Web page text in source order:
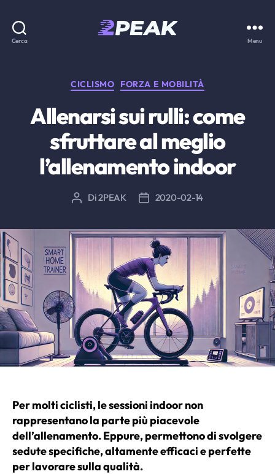
Cerca Menu
Categorie
CICLISMO FORZA E MOBILITÀ
Allenarsi sui rulli: come
sfruttare al meglio
l’allenamento indoor
Autore
Di2PEAK
Data2020-02-14
Per molti ciclisti, le sessioni indoor non
rappresentano la parte più piacevole
dell’allenamento. Eppure, permettono di svolgere
sedute specifiche, altamente efficaci e perfette
per lavorare sulla qualità.